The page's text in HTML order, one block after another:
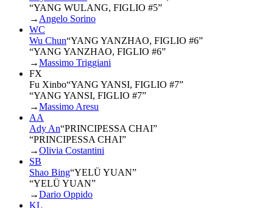
“YANG WULANG, FIGLIO #5”
→ Angelo Sorino
WC
Wu Chun“YANG YANZHAO, FIGLIO #6”
“YANG YANZHAO, FIGLIO #6”
→Massimo Triggiani
FX
Fu Xinbo“YANG YANSI, FIGLIO #7”
“YANG YANSI, FIGLIO #7”
→Massimo Aresu
AA
Ady An“PRINCIPESSA CHAI”
“PRINCIPESSA CHAI”
→Olivia Costantini
SB
Shao Bing“YELÜ YUAN”
“YELÜ YUAN”
→Dario Oppido
KL